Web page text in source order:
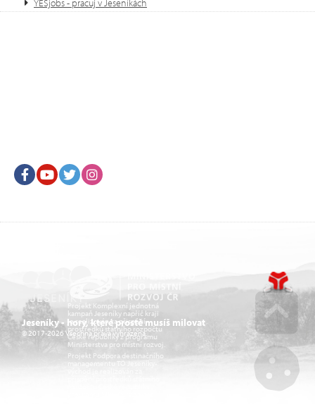
YESjobs - pracuj v Jeseníkách
FacebookYoutubeTwitter
Jeseníky - hory, které prostě musíš milovat
© 2017-2026 Všechna práva vyhrazena.
Projekt Komplexní jednotná
kampaň Jeseníky napříč kraji
je realizován za přispění
prostředků státního rozpočtu
České republiky z programu
Ministerstva pro místní rozvoj.
Projekt Podpora destinačního
managementu TO Jeseníky-
Go